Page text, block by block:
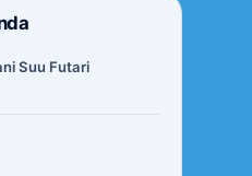
Suu Futari